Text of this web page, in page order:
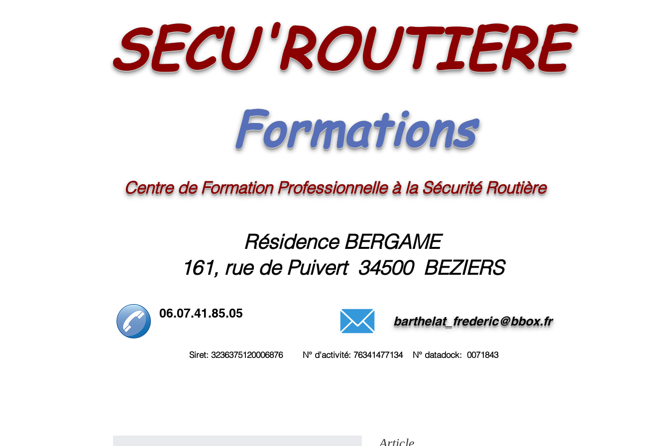
SECU'ROUTIERE
Formations
Centre de Formation Professionnelle à la Sécurité Routière
Résidence BERGAME
161, rue de Puivert 34500 BEZIERS
06.07.41.85.05
barthelat_frederic@bbox.fr
Siret: 3236375120006876 N° d'activité: 76341477134 N° datadock: 0071843